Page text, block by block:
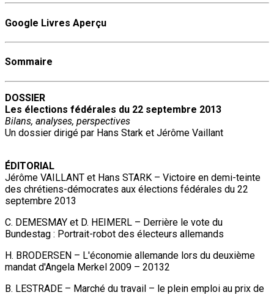
Google Livres Aperçu
Sommaire
DOSSIER
Les élections fédérales du 22 septembre 2013
Bilans, analyses, perspectives
Un dossier dirigé par Hans Stark et Jérôme Vaillant
ÉDITORIAL
Jérôme VAILLANT et Hans STARK – Victoire en demi-teinte
des chrétiens-démocrates aux élections fédérales du 22
septembre 2013
C. DEMESMAY et D. HEIMERL – Derrière le vote du
Bundestag : Portrait-robot des électeurs allemands
H. BRODERSEN – L'économie allemande lors du deuxième
mandat d'Angela Merkel 2009 – 20132
B. LESTRADE – Marché du travail – le plein emploi au prix de